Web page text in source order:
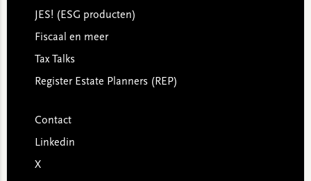
JES! (ESG producten)
Fiscaal en meer
Tax Talks
Register Estate Planners (REP)
Contact
Linkedin
X